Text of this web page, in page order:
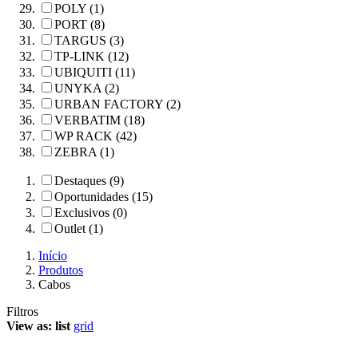
POLY (1)
PORT (8)
TARGUS (3)
TP-LINK (12)
UBIQUITI (11)
UNYKA (2)
URBAN FACTORY (2)
VERBATIM (18)
WP RACK (42)
ZEBRA (1)
Destaques (9)
Oportunidades (15)
Exclusivos (0)
Outlet (1)
Início
Produtos
Cabos
Filtros
View as: list grid